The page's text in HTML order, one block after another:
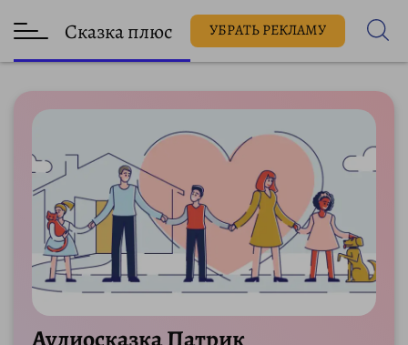
Сказка плюс УБРАТЬ РЕКЛАМУ